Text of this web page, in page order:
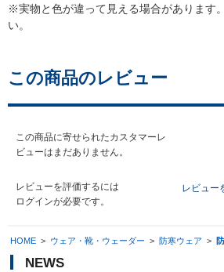
※実物と色が違って見える場合があります
い。
この商品のレビュー
この商品に寄せられたカスタマーレ
ビューはまだありません。
レビューを評価するには
ログインが必要です。
レビュー
HOME > ウェア・靴・ウェーダー > 防寒ウェア >
NEWS